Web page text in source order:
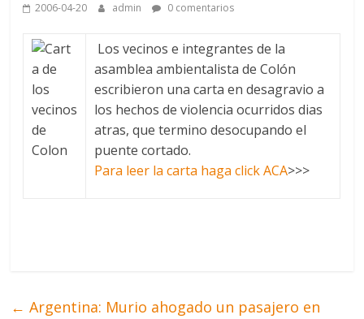
2006-04-20 admin 0 comentarios
Los vecinos e integrantes de la
asamblea ambientalista de Colón
escribieron una carta en desagravio a
los hechos de violencia ocurridos dias
atras, que termino desocupando el
puente cortado.
Para leer la carta haga click ACA>>>
← Argentina: Murio ahogado un pasajero en